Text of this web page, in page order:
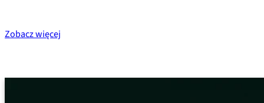
Zobacz więcej